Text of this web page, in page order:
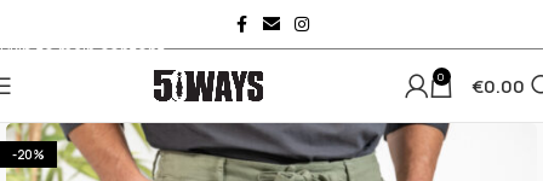
Skip to main content
0 €0.00
-20%